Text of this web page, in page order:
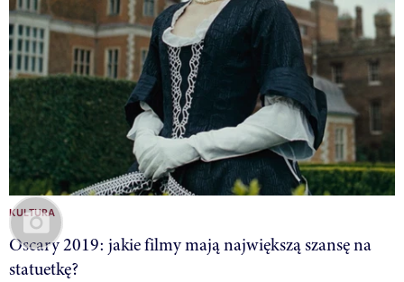
KULTURA
Oscary 2019: jakie filmy mają największą szansę na
statuetkę?